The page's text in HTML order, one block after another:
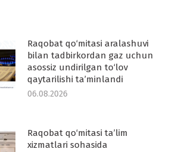
Raqobat qo‘mitasi aralashuvi
bilan tadbirkordan gaz uchun
asossiz undirilgan to‘lov
qaytarilishi ta’minlandi
06.08.2026
Raqobat qo‘mitasi ta’lim
xizmatlari sohasida